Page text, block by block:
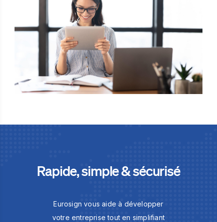
Rapide, simple & sécurisé
Eurosign vous aide à développer
votre entreprise tout en simplifiant